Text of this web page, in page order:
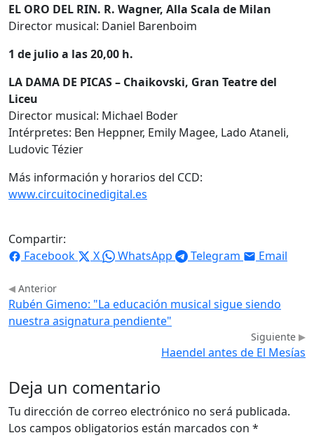
EL ORO DEL RIN. R. Wagner, Alla Scala de Milan
Director musical: Daniel Barenboim
1 de julio a las 20,00 h.
LA DAMA DE PICAS – Chaikovski, Gran Teatre del
Liceu
Director musical: Michael Boder
Intérpretes: Ben Heppner, Emily Magee, Lado Ataneli,
Ludovic Tézier
Más información y horarios del CCD:
www.circuitocinedigital.es
Compartir:
Facebook
X WhatsApp Telegram Email
Anterior
Rubén Gimeno: "La educación musical sigue siendo
nuestra asignatura pendiente"
Siguiente
Haendel antes de El Mesías
Deja un comentario
Tu dirección de correo electrónico no será publicada.
Los campos obligatorios están marcados con *